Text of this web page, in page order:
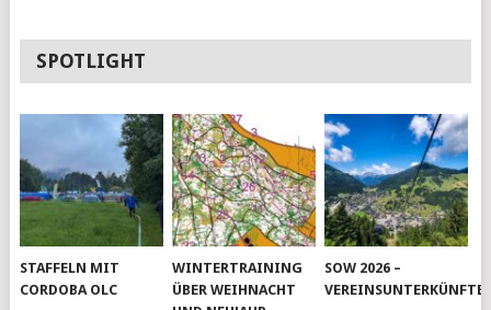
SPOTLIGHT
STAFFELN MIT
CORDOBA OLC
WINTERTRAINING
ÜBER WEIHNACHT
SOW 2026 –
VEREINSUNTERKÜNFTE